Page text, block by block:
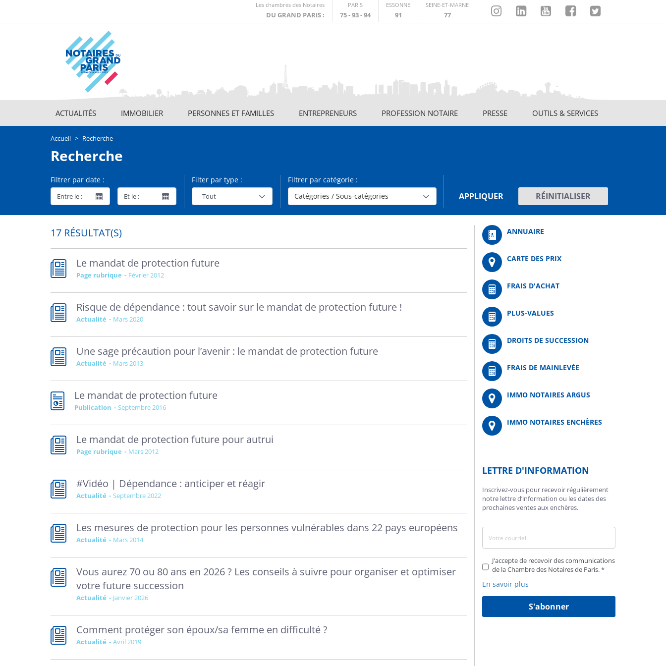
contenu
Les chambres des Notaires
DU GRAND PARIS :
externe
PARIS
75 - 93 - 94
ESSONNE
91
SEINE-ET-MARNE
77
InstagramLinkedinYoutubeFacebookTwitter
navigation
ACTUALITÉS IMMOBILIER PERSONNES ET FAMILLES ENTREPRENEURS PROFESSION NOTAIRE PRESSE OUTILS & SERVICES
Accueil Recherche
Recherche
Filtrer par date : Filter par type :
Filtrer par catégorie :
Catégories / Sous-catégories
APPLIQUER RÉINITIALISER
17 RÉSULTAT(S)
Le mandat de protection future
Page rubrique février 2012
Risque de dépendance : tout savoir sur le mandat de protection future !
Actualité mars 2020
Une sage précaution pour l’avenir : le mandat de protection future
Actualité mars 2013
Le mandat de protection future
Publication septembre 2016
Le mandat de protection future pour autrui
Page rubrique mars 2012
#Vidéo | Dépendance : anticiper et réagir
Actualité septembre 2022
Les mesures de protection pour les personnes vulnérables dans 22 pays européens
Actualité mars 2014
Vous aurez 70 ou 80 ans en 2026 ? Les conseils à suivre pour organiser et optimiser
votre future succession
Actualité janvier 2026
Comment protéger son époux/sa femme en difficulté ?
Actualité avril 2019
ANNUAIRE
CARTE DES PRIX
FRAIS D'ACHAT
PLUS-VALUES
DROITS DE SUCCESSION
FRAIS DE MAINLEVÉE
IMMO NOTAIRES ARGUS
IMMO NOTAIRES ENCHÈRES
LETTRE D'INFORMATION
Inscrivez-vous pour recevoir régulièrement
notre lettre d’information ou les dates des
prochaines ventes aux enchères.
J'accepte de recevoir des communications
de la Chambre des Notaires de Paris.
En savoir plus
S'abonner